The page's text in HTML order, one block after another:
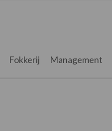
Fokkerij Management